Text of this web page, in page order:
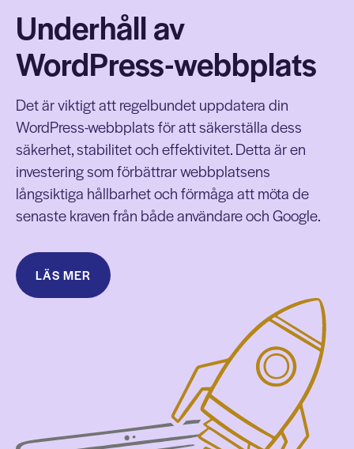
Underhåll av
WordPress-webbplats
Det är viktigt att regelbundet uppdatera din
WordPress-webbplats för att säkerställa dess
säkerhet, stabilitet och effektivitet. Detta är en
investering som förbättrar webbplatsens
långsiktiga hållbarhet och förmåga att möta de
senaste kraven från både användare och Google.
LÄS MER